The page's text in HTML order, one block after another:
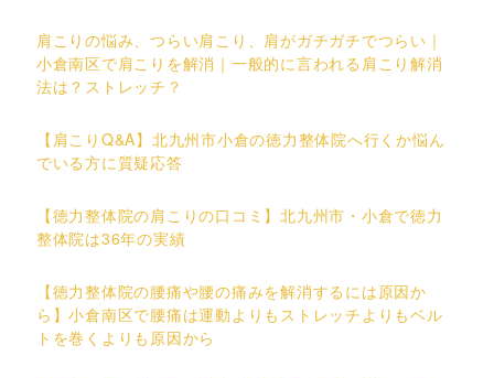
肩こりの悩み、つらい肩こり、肩がガチガチでつらい｜
小倉南区で肩こりを解消｜一般的に言われる肩こり解消
法は？ストレッチ？
【肩こりQ&A】北九州市小倉の徳力整体院へ行くか悩ん
でいる方に質疑応答
【徳力整体院の肩こりの口コミ】北九州市・小倉で徳力
整体院は36年の実績
【徳力整体院の腰痛や腰の痛みを解消するには原因か
ら】小倉南区で腰痛は運動よりもストレッチよりもベル
トを巻くよりも原因から